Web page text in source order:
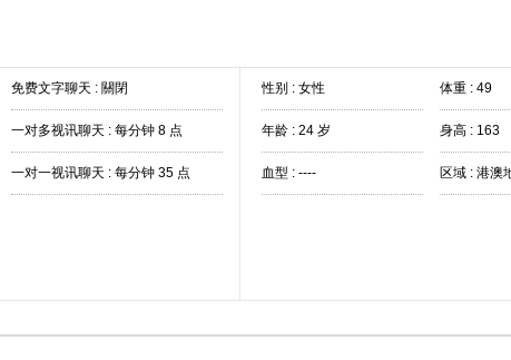
免费文字聊天 : 關閉
一对多视讯聊天 : 每分钟 8 点
一对一视讯聊天 : 每分钟 35 点
性别 : 女性 体重 : 49
年龄 : 24 岁 身高 : 163
血型 : ---- 区域 : 港澳